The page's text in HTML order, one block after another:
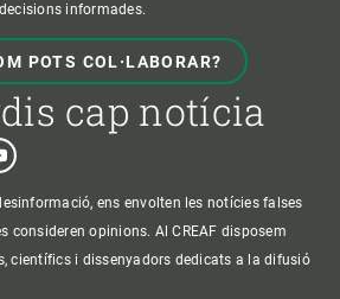
informades.
POTS COL·LABORAR?
cap notícia
ens envolten les notícies falses
consideren opinions. Al CREAF disposem
científics i dissenyadors dedicats a la difusió